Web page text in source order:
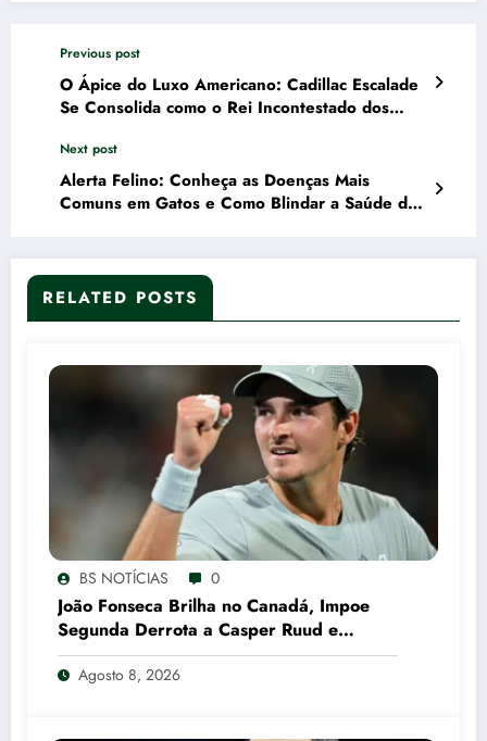
Previous post
O Ápice do Luxo Americano: Cadillac Escalade
Se Consolida como o Rei Incontestado dos
Next post
Alerta Felino: Conheça as Doenças Mais
Comuns em Gatos e Como Blindar a Saúde do
RELATED POSTS
BS NOTÍCIAS 0
João Fonseca Brilha no Canadá, Impoe
Segunda Derrota a Casper Ruud e
Garante Vaga nas Oitavas em Montreal
CNN Brasil
Agosto 8, 2026